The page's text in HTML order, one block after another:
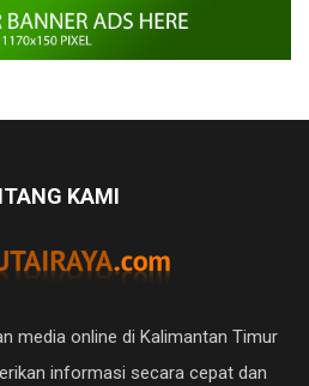
KAMI
media online di Kalimantan Timur
informasi secara cepat dan